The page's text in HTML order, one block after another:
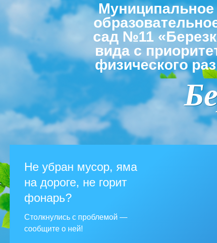
Муниципальное
сад №11
вида с
физического
Не убран мусор, яма
на дороге, не горит
фонарь?
Столкнулись с проблемой —
сообщите о ней!